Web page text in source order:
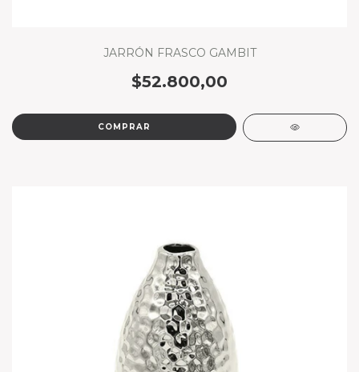
JARRÓN FRASCO GAMBIT
$52.800,00
COMPRAR